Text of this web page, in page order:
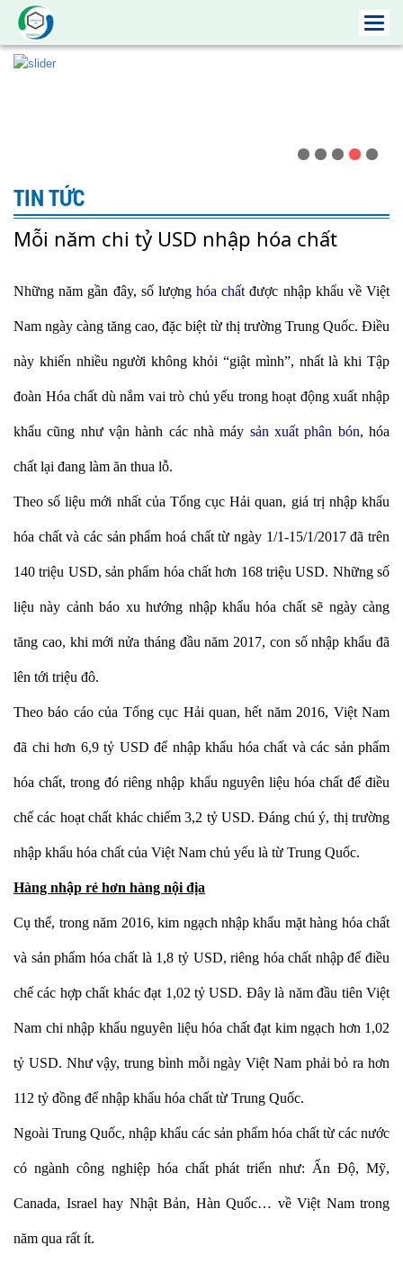
TIN TỨC
Mỗi năm chi tỷ USD nhập hóa chất
Những năm gần đây, số lượng hóa chất được nhập khẩu về Việt
Nam ngày càng tăng cao, đặc biệt từ thị trường Trung Quốc. Điều
này khiến nhiều người không khỏi “giật mình”, nhất là khi Tập
đoàn Hóa chất dù nắm vai trò chủ yếu trong hoạt động xuất nhập
khẩu cũng như vận hành các nhà máy sản xuất phân bón, hóa
chất lại đang làm ăn thua lỗ.
Theo số liệu mới nhất của Tổng cục Hải quan, giá trị nhập khẩu
hóa chất và các sản phẩm hoá chất từ ngày 1/1-15/1/2017 đã trên
140 triệu USD, sản phẩm hóa chất hơn 168 triệu USD. Những số
liệu này cảnh báo xu hướng nhập khẩu hóa chất sẽ ngày càng
tăng cao, khi mới nửa tháng đầu năm 2017, con số nhập khẩu đã
lên tới triệu đô.
Theo báo cáo của Tổng cục Hải quan, hết năm 2016, Việt Nam
đã chi hơn 6,9 tỷ USD để nhập khẩu hóa chất và các sản phẩm
hóa chất, trong đó riêng nhập khẩu nguyên liệu hóa chất để điều
chế các hoạt chất khác chiếm 3,2 tỷ USD. Đáng chú ý, thị trường
nhập khẩu hóa chất của Việt Nam chủ yếu là từ Trung Quốc.
Hàng nhập rẻ hơn hàng nội địa
Cụ thể, trong năm 2016, kim ngạch nhập khẩu mặt hàng hóa chất
và sản phẩm hóa chất là 1,8 tỷ USD, riêng hóa chất nhập để điều
chế các hợp chất khác đạt 1,02 tỷ USD. Đây là năm đầu tiên Việt
Nam chi nhập khẩu nguyên liệu hóa chất đạt kim ngạch hơn 1,02
tỷ USD. Như vậy, trung bình mỗi ngày Việt Nam phải bỏ ra hơn
112 tỷ đồng để nhập khẩu hóa chất từ Trung Quốc.
Ngoài Trung Quốc, nhập khẩu các sản phẩm hóa chất từ các nước
có ngành công nghiệp hóa chất phát triển như: Ấn Độ, Mỹ,
Canada, Israel hay Nhật Bản, Hàn Quốc… về Việt Nam trong
năm qua rất ít.